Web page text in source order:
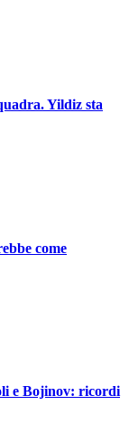
Yildiz sta
come
e Bojinov: ricordi